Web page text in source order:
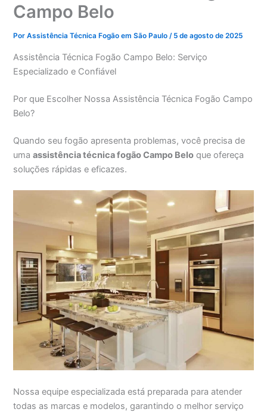
Campo Belo
PorAssistência Técnica Fogão em São Paulo/ 5 de agosto de 2025
Assistência Técnica Fogão Campo Belo: Serviço
Especializado e Confiável
Por que Escolher Nossa Assistência Técnica Fogão Campo
Belo?
Quando seu fogão apresenta problemas, você precisa de
umaassistência técnica fogão Campo Belo que ofereça
soluções rápidas e eficazes.
Nossa equipe especializada está preparada para atender
todas as marcas e modelos, garantindo o melhor serviço